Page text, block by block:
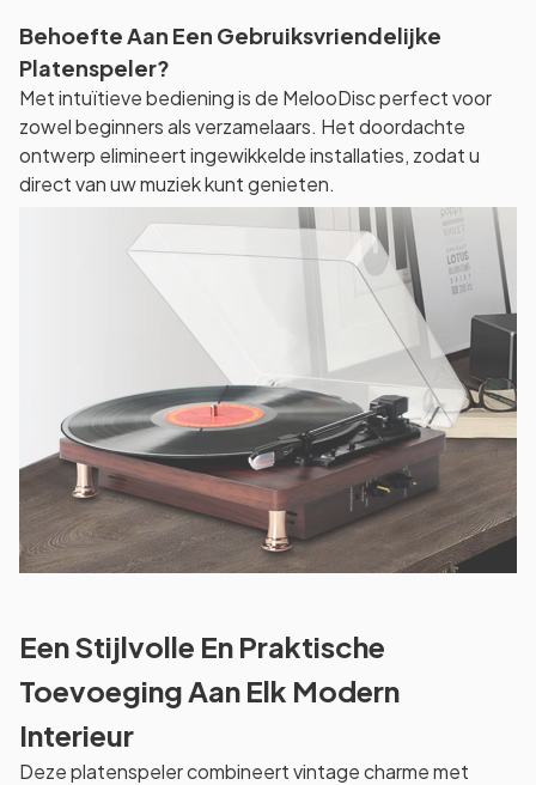
Behoefte Aan Een Gebruiksvriendelijke
Platenspeler?
Met intuïtieve bediening is de MelooDisc perfect voor
zowel beginners als verzamelaars. Het doordachte
ontwerp elimineert ingewikkelde installaties, zodat u
direct van uw muziek kunt genieten.
Een Stijlvolle En Praktische
Toevoeging Aan Elk Modern
Interieur
Deze platenspeler combineert vintage charme met